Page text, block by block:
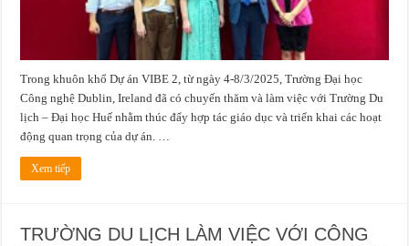
Huế
hợp
Dự
VIBE
2
Trong khuôn khổ Dự án VIBE 2, từ ngày 4-8/3/2025, Trường Đại học
Công nghệ Dublin, Ireland đã có chuyến thăm và làm việc với Trường Du
lịch – Đại học Huế nhằm thúc đẩy hợp tác giáo dục và triển khai các hoạt
động quan trọng của dự án. …
Xem tiếp
TRƯỜNG DU LỊCH LÀM VIỆC VỚI CÔNG